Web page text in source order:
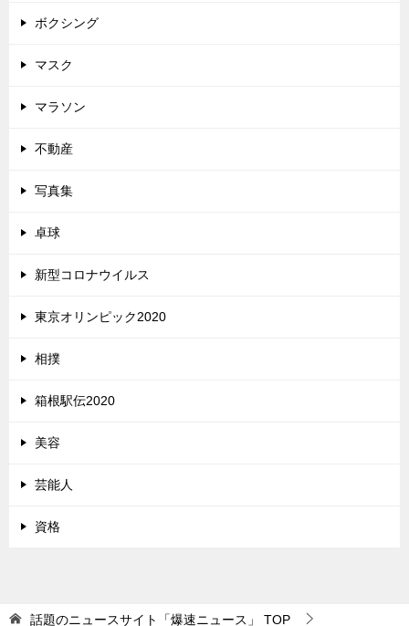
ボクシング
マスク
マラソン
不動産
写真集
卓球
新型コロナウイルス
東京オリンピック2020
相撲
箱根駅伝2020
美容
芸能人
資格
話題のニュースサイト「爆速ニュース」 TOP